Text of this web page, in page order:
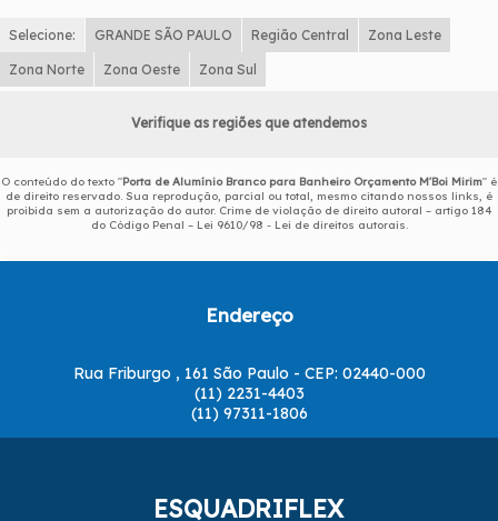
Selecione: GRANDE SÃO PAULO Região Central Zona Leste
Zona Norte Zona Oeste Zona Sul
Verifique as regiões que atendemos
O conteúdo do texto "Porta de Alumínio Branco para Banheiro Orçamento M'Boi Mirim" é
de direito reservado. Sua reprodução, parcial ou total, mesmo citando nossos links, é
proibida sem a autorização do autor. Crime de violação de direito autoral – artigo 184
do Código Penal – Lei 9610/98 - Lei de direitos autorais
Endereço
Rua Friburgo , 161 São Paulo - CEP: 02440-000
(11) 2231-4403
(11) 97311-1806
ESQUADRIFLEX